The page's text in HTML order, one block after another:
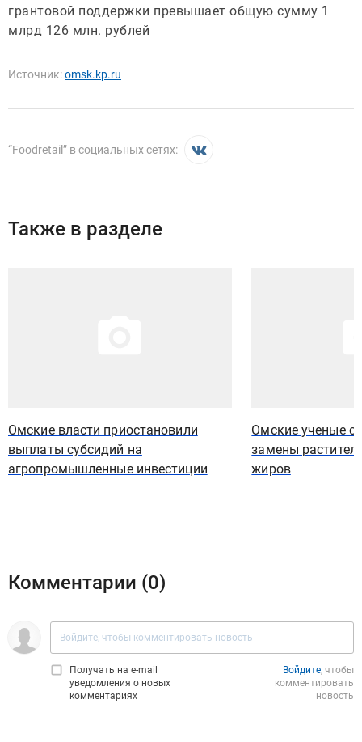
грантовой поддержки превышает общую сумму 1
млрд 126 млн. рублей
Источник:omsk.kp.ru
“Foodretail” в социальных сетях:
Также в разделе
Омские власти приостановили
выплаты субсидий на
агропромышленные инвестиции
Омские ученые
замены
жиров
Комментарии (0)
Получать на e‑mail
уведомления о новых
комментариях
Войдите, чтобы
комментировать
новость